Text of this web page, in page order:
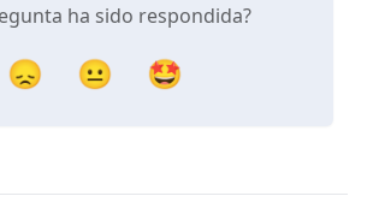
ha sido respondida?
😞 😐 🤩